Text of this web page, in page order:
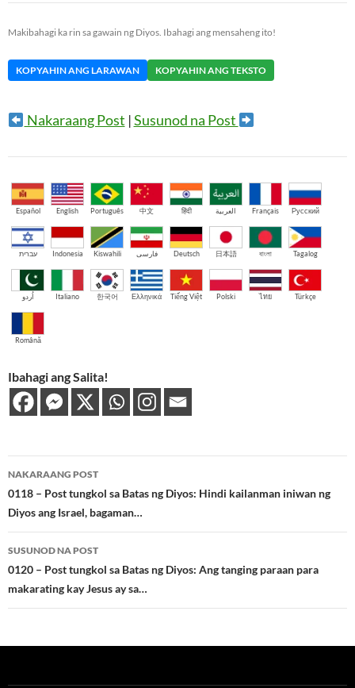
Makibahagi ka rin sa gawain ng Diyos. Ibahagi ang mensaheng ito!
KOPYAHIN ANG LARAWAN KOPYAHIN ANG TEKSTO
Nakaraang Post |Susunod na Post
Español English Português 中文 हिंदी العربية Français Русский
עברית Indonesia Kiswahili فارسی Deutsch 日本語 বাংলা Tagalog
اُردو Italiano 한국어 Ελληνικά Tiếng Việt Polski ไทย Türkçe
Română
Ibahagi ang Salita!
Post
navigation
NAKARAANG POST
0118 – Post tungkol sa Batas ng Diyos: Hindi kailanman iniwan ng
Diyos ang Israel, bagaman…
SUSUNOD NA POST
0120 – Post tungkol sa Batas ng Diyos: Ang tanging paraan para
makarating kay Jesus ay sa…